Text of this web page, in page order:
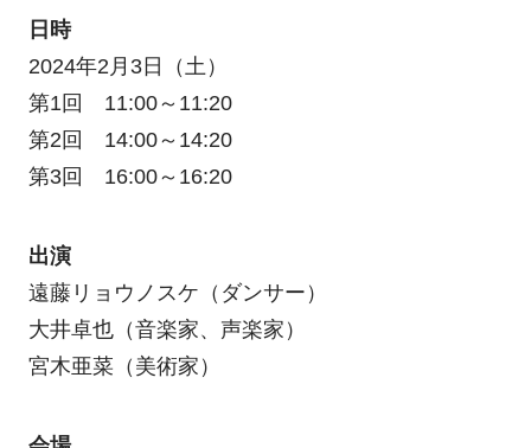
日時
2024年2月3日（土）
第1回 11:00～11:20
第2回 14:00～14:20
第3回 16:00～16:20
出演
遠藤リョウノスケ（ダンサー）
大井卓也（音楽家、声楽家）
宮木亜菜（美術家）